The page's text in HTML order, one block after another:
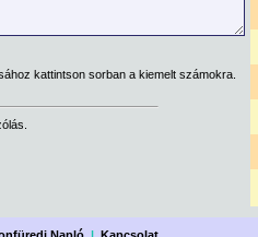
kattintson sorban a kiemelt számokra.